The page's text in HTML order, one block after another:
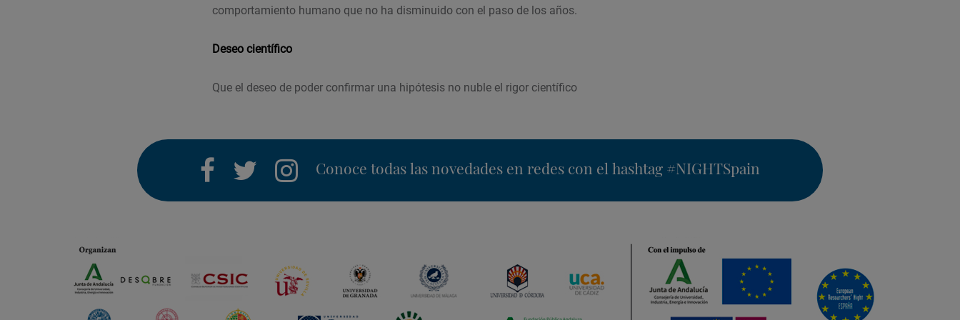
comportamiento humano que no ha disminuido con el paso de los años.
Deseo científico
Que el deseo de poder confirmar una hipótesis no nuble el rigor científico
facebooktwitter instagram
Conoce todas las novedades en redes con el hashtag #NIGHTSpain